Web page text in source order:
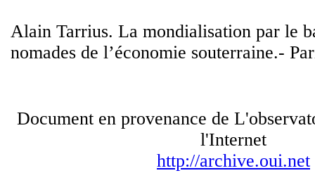
Alain Tarrius. La mondialisation par le
nomades de l’économie souterraine.-
Document en provenance de
l'Internet
http://archive.oui.net